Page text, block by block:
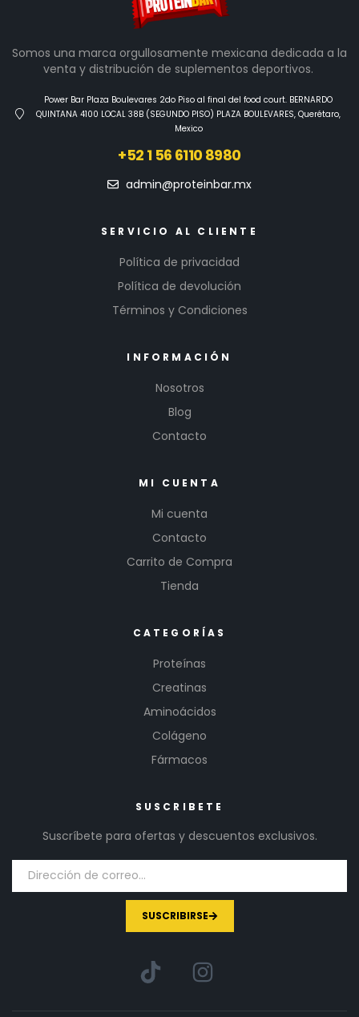
Somos una marca orgullosamente mexicana dedicada a la
venta y distribución de suplementos deportivos.
Power Bar Plaza Boulevares 2do Piso al final del food court. BERNARDO
QUINTANA 4100 LOCAL 38B (SEGUNDO PISO) PLAZA BOULEVARES, Querétaro,
Mexico
+52 1 56 6110 8980
admin@proteinbar.mx
SERVICIO AL CLIENTE
Política de privacidad
Política de devolución
Términos y Condiciones
INFORMACIÓN
Nosotros
Blog
Contacto
MI CUENTA
Mi cuenta
Contacto
Carrito de Compra
Tienda
CATEGORÍAS
Proteínas
Creatinas
Aminoácidos
Colágeno
Fármacos
SUSCRIBETE
Suscríbete para ofertas y descuentos exclusivos.
SUSCRIBIRSE